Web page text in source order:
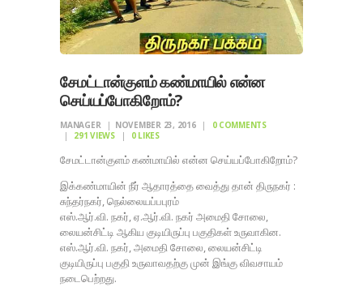
சேமட்டான்குளம் கண்மாயில் என்ன
செய்யப்போகிறோம்?
MANAGER NOVEMBER 23, 2016 0 COMMENTS
291 VIEWS 0 LIKES
சேமட்டான்குளம் கண்மாயில் என்ன செய்யப்போகிறோம்?
இக்கண்மாயின் நீர் ஆதாரத்தை வைத்து தான் திருநகர் :
சுந்தர்நகர், நெல்லையப்பபுரம்
எஸ்.ஆர்.வி. நகர், ஏ.ஆர்.வி. நகர் அமைதி சோலை,
லையன்சிட்டி ஆகிய குடியிருப்பு பகுதிகள் உருவாகின.
எஸ்.ஆர்.வி. நகர், அமைதி சோலை, லையன்சிட்டி
குடியிருப்பு பகுதி உருவாவதற்கு முன் இங்கு விவசாயம்
நடைபெற்றது.